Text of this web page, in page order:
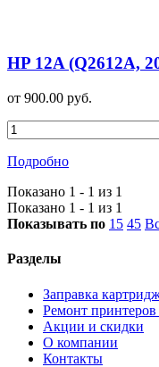
HP 12A (Q2612A,
от 900.00 руб.
Подробно
Показано 1 - 1 из 1
Показано 1 - 1 из 1
Показывать по 15 45
Разделы
Заправка
Ремонт
Акции и скидки
О компании
Контакты